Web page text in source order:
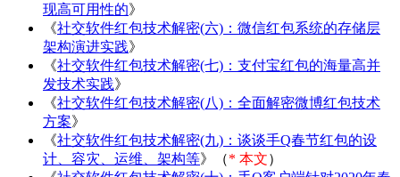
现高可用性的》
《社交软件红包技术解密(六)：微信红包系统的存储层
架构演进实践》
《社交软件红包技术解密(七)：支付宝红包的海量高并
发技术实践》
《社交软件红包技术解密(八)：全面解密微博红包技术
方案》
《社交软件红包技术解密(九)：谈谈手Q春节红包的设
计、容灾、运维、架构等》（* 本文）